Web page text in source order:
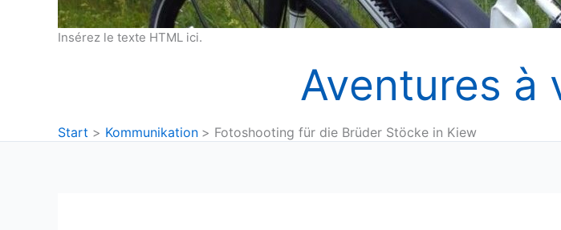
Insérez le texte HTML ici.
Aventures à
Start Kommunikation Fotoshooting für die Brüder Stöcke in Kiew